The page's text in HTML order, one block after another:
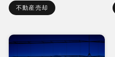
不動産売却